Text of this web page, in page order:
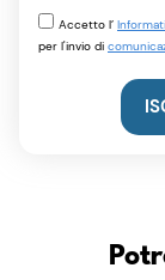
Accetto l’
per l'invio di